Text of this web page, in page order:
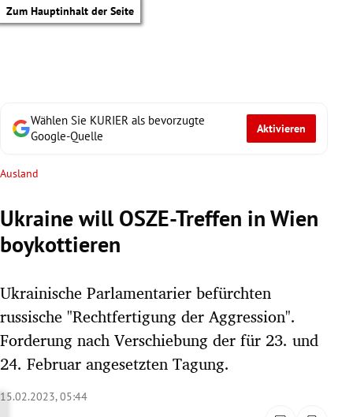
Zum Hauptinhalt der Seite
Untermenü
Untermenü
Untermenü
Wählen Sie KURIER als bevorzugte
Google-Quelle
Aktivieren
Ausland
Ukraine will OSZE-Treffen in Wien
boykottieren
Ukrainische Parlamentarier befürchten
russische "Rechtfertigung der Aggression".
Forderung nach Verschiebung der für 23. und
24. Februar angesetzten Tagung.
15.02.2023, 05:44